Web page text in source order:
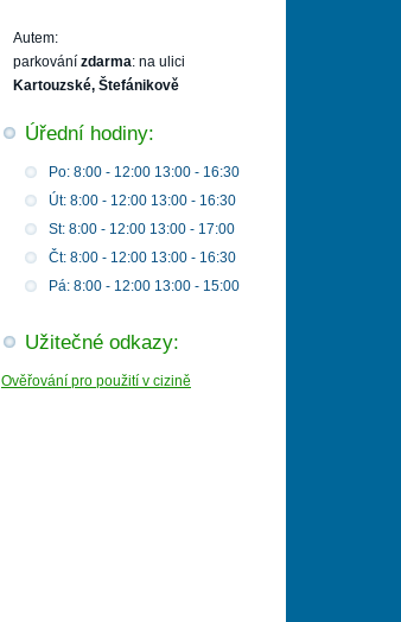
Autem:
parkování zdarma: na ulici
Kartouzské, Štefánikově
Úřední hodiny:
Po: 8:00 - 12:00 13:00 - 16:30
Út: 8:00 - 12:00 13:00 - 16:30
St: 8:00 - 12:00 13:00 - 17:00
Čt: 8:00 - 12:00 13:00 - 16:30
Pá: 8:00 - 12:00 13:00 - 15:00
Užitečné odkazy:
Ověřování pro použití v cizině